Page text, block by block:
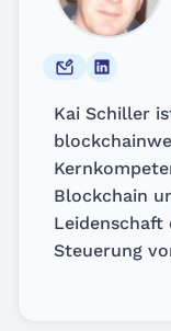
Kai Schiller
Blockchain
Leidenschaft
Steuerung